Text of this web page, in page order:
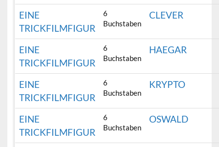
EINE
TRICKFILMFIGUR
6
Buchstaben
CLEVER
EINE
TRICKFILMFIGUR
6
Buchstaben
HAEGAR
EINE
TRICKFILMFIGUR
6
Buchstaben
KRYPTO
EINE
TRICKFILMFIGUR
6
Buchstaben
OSWALD